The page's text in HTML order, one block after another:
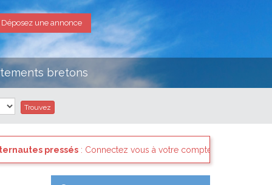
une annonce
bretons
vous à votre compte et consultez les "Messages des